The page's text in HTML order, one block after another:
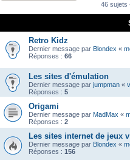
46 sujets
Retro Kidz
Dernier message par Blondex «
Réponses : 66
Les sites d'émulation
Dernier message par jumpman «
Réponses : 5
Origami
Dernier message par MadMax «
Réponses : 2
Les sites internet de jeux
Dernier message par Blondex «
Réponses : 156